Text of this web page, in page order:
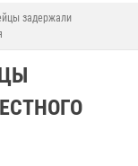
задержали